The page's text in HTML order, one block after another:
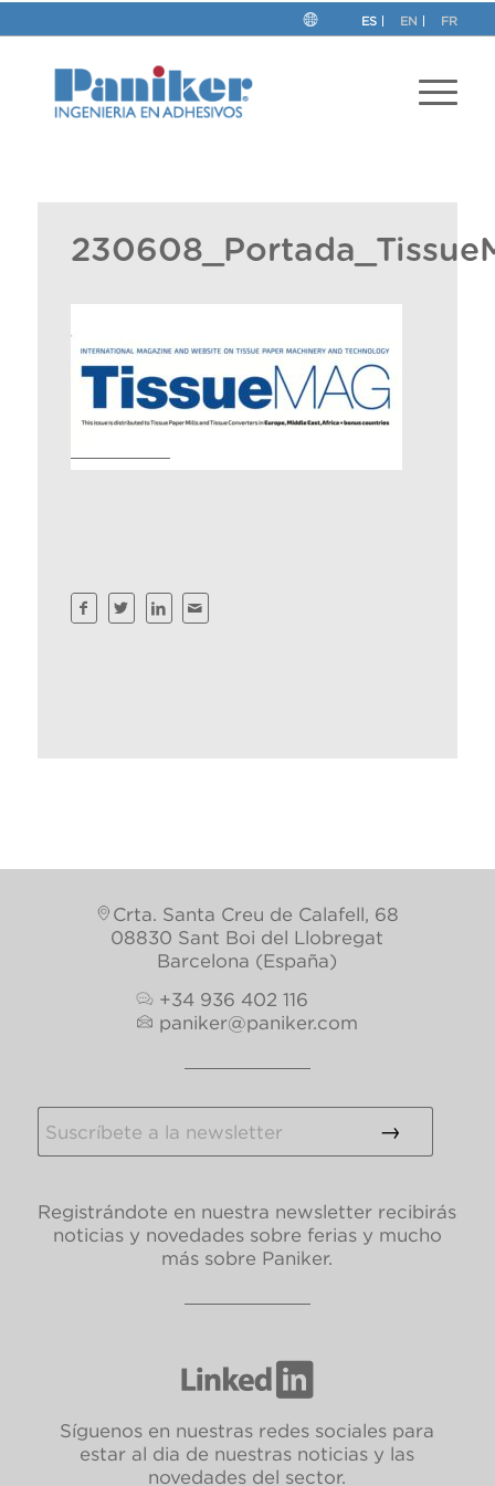
ES EN FR
Crta. Santa Creu de Calafell, 68
08830 Sant Boi del Llobregat
Barcelona (España)
+34 936 402 116
paniker@paniker.com
Registrándote en nuestra newsletter recibirás
noticias y novedades sobre ferias y mucho
más sobre Paniker.
Síguenos en nuestras redes sociales para
estar al dia de nuestras noticias y las
novedades del sector.